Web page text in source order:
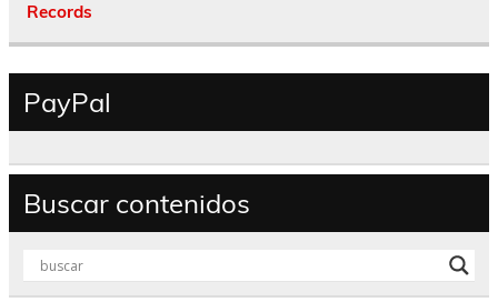
Records
PayPal
Buscar contenidos